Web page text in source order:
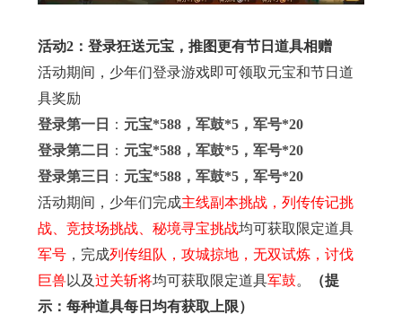
活动2：登录狂送元宝，推图更有节日道具相赠
活动期间，少年们登录游戏即可领取元宝和节日道
具奖励
登录第一日
： 元宝*588，军鼓*5，军号*20
登录第二日
： 元宝*588，军鼓*5，军号*20
登录第三日
： 元宝*588，军鼓*5，军号*20
活动期间，少年们完成主线副本挑战，列传传记挑
战、竞技场挑战、秘境寻宝挑战均可获取限定道具
军号，完成列传组队，攻城掠地，无双试炼，讨伐
巨兽以及过关斩将均可获取限定道具军鼓。
（提
示：每种道具每日均有获取上限）